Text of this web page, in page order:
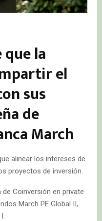
la
el
sus
de
March
alinear los intereses de
proyectos de inversión.
Coinversión en private
March PE Global II,